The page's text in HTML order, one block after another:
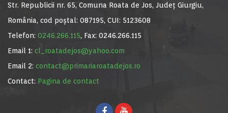
Str. Republicii nr. 65, Comuna Roata de Jos, Județ Giurgiu,
România, cod poștal: 087195, CUI: 5123608
Telefon: 0246.266.115, Fax: 0246.266.115
Email 1: cl_roatadejos@yahoo.com
Email 2: contact@primariaroatadejos.ro
Contact: Pagina de contact